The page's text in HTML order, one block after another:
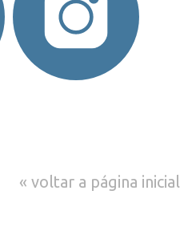
voltar a página inicial